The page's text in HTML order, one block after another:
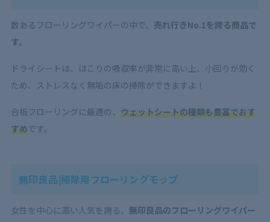
数あるフローリングワイパーの中で、 売れ行きNo.1を誇る商品で
す。
ドライシートは、ほこりの吸収率が非常に高い上、小回りが効く
ため、ストレスなく無垢の床の掃除ができますよ！
合板フローリングに最適の、 ウェットシートの種類も豊富でおす
すめです。
無印良品|掃除用フローリングモップ
女性を中心に高い人気を誇る、 無印良品のフローリングワイパー